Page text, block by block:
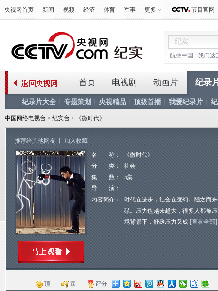
央视网首页 新闻 视频 经济 体育 军事 更多 节目官网
航拍中国 我们这
首页 电视剧 动画片 纪录
纪录片大全 专题策划 央视精品 顶级首播 我爱纪录片
中国网络电视台 > 纪实台 > 《微时代》
推荐给其他网友 加入收藏
名 称：
《微时代》
分 类：
社会
集 数：
5集
导 演：
内容简介：
时代在进步，社会在变幻。随之而
碌。压力也越来越大，很多人都被
境背景下，舒缓压力又成 [查看全部]
顶 踩 评分